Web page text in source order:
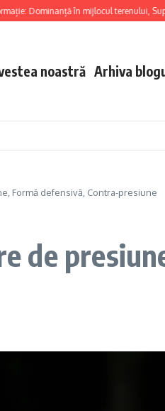
Dominanță în mijlocul terenului, Suport
noastră Arhiva
Formă defensivă, Contra-presiune
de